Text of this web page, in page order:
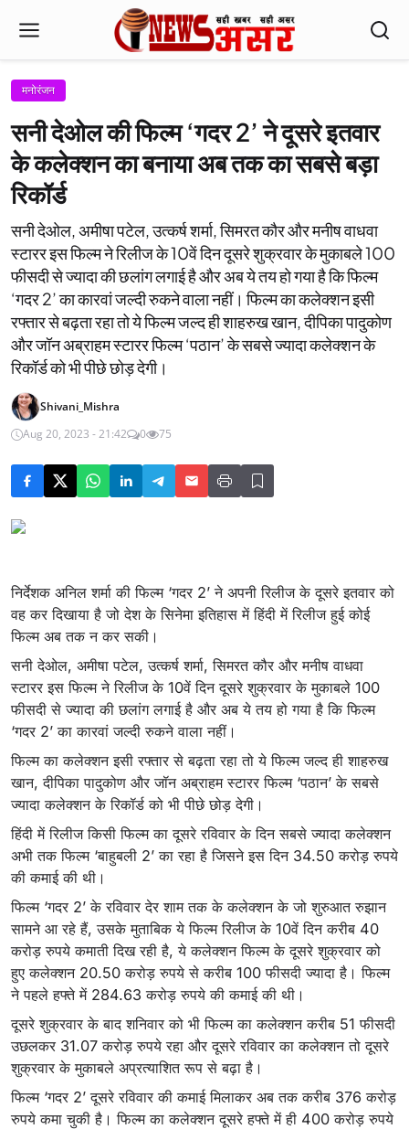
मनोरंजन
सनी देओल की फिल्म ‘गदर 2’ ने दूसरे इतवार
के कलेक्शन का बनाया अब तक का सबसे बड़ा
रिकॉर्ड
सनी देओल, अमीषा पटेल, उत्कर्ष शर्मा, सिमरत कौर और मनीष वाधवा
स्टारर इस फिल्म ने रिलीज के 10वें दिन दूसरे शुक्रवार के मुकाबले 100
फीसदी से ज्यादा की छलांग लगाई है और अब ये तय हो गया है कि फिल्म
‘गदर 2’ का कारवां जल्दी रुकने वाला नहीं। फिल्म का कलेक्शन इसी
रफ्तार से बढ़ता रहा तो ये फिल्म जल्द ही शाहरुख खान, दीपिका पादुकोण
और जॉन अब्राहम स्टारर फिल्म ‘पठान’ के सबसे ज्यादा कलेक्शन के
रिकॉर्ड को भी पीछे छोड़ देगी।
Shivani_Mishra
Aug 20, 2023 - 21:42
0 75
निर्देशक अनिल शर्मा की फिल्म ‘गदर 2’ ने अपनी रिलीज के दूसरे इतवार को
वह कर दिखाया है जो देश के सिनेमा इतिहास में हिंदी में रिलीज हुई कोई
फिल्म अब तक न कर सकी।
सनी देओल, अमीषा पटेल, उत्कर्ष शर्मा, सिमरत कौर और मनीष वाधवा
स्टारर इस फिल्म ने रिलीज के 10वें दिन दूसरे शुक्रवार के मुकाबले 100
फीसदी से ज्यादा की छलांग लगाई है और अब ये तय हो गया है कि फिल्म
‘गदर 2’ का कारवां जल्दी रुकने वाला नहीं।
फिल्म का कलेक्शन इसी रफ्तार से बढ़ता रहा तो ये फिल्म जल्द ही शाहरुख
खान, दीपिका पादुकोण और जॉन अब्राहम स्टारर फिल्म ‘पठान’ के सबसे
ज्यादा कलेक्शन के रिकॉर्ड को भी पीछे छोड़ देगी।
हिंदी में रिलीज किसी फिल्म का दूसरे रविवार के दिन सबसे ज्यादा कलेक्शन
अभी तक फिल्म ‘बाहुबली 2’ का रहा है जिसने इस दिन 34.50 करोड़ रुपये
की कमाई की थी।
फिल्म ‘गदर 2’ के रविवार देर शाम तक के कलेक्शन के जो शुरुआत रुझान
सामने आ रहे हैं, उसके मुताबिक ये फिल्म रिलीज के 10वें दिन करीब 40
करोड़ रुपये कमाती दिख रही है, ये कलेक्शन फिल्म के दूसरे शुक्रवार को
हुए कलेक्शन 20.50 करोड़ रुपये से करीब 100 फीसदी ज्यादा है। फिल्म
ने पहले हफ्ते में 284.63 करोड़ रुपये की कमाई की थी।
दूसरे शुक्रवार के बाद शनिवार को भी फिल्म का कलेक्शन करीब 51 फीसदी
उछलकर 31.07 करोड़ रुपये रहा और दूसरे रविवार का कलेक्शन तो दूसरे
शुक्रवार के मुकाबले अप्रत्याशित रूप से बढ़ा है।
फिल्म ‘गदर 2’ दूसरे रविवार की कमाई मिलाकर अब तक करीब 376 करोड़
रुपये कमा चुकी है। फिल्म का कलेक्शन दूसरे हफ्ते में ही 400 करोड़ रुपये